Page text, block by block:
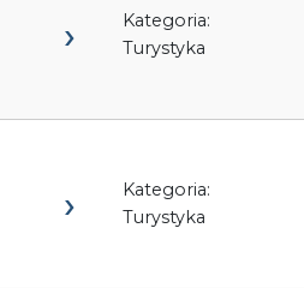
Kategoria:
Turystyka
Kategoria:
Turystyka